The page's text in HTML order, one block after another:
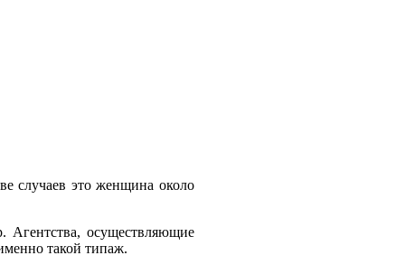
случаев это женщина около
Агентства, осуществляющие
такой типаж.